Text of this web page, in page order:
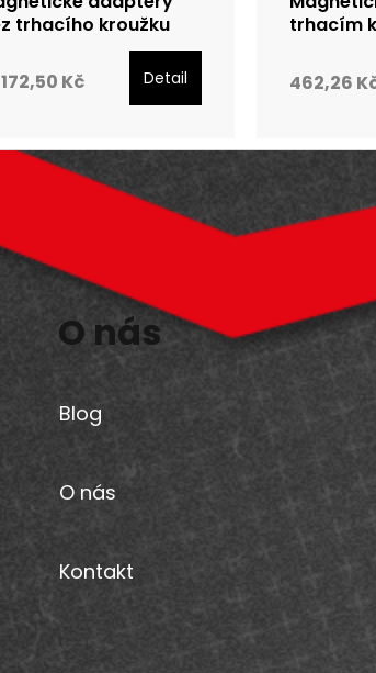
trhacího kroužku
Kč Detail
trhacím
462,26
O nás
Blog
O nás
Kontakt